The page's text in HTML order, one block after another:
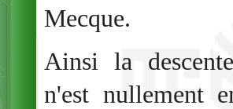
Mecque.
Ainsi la
n'est nullement